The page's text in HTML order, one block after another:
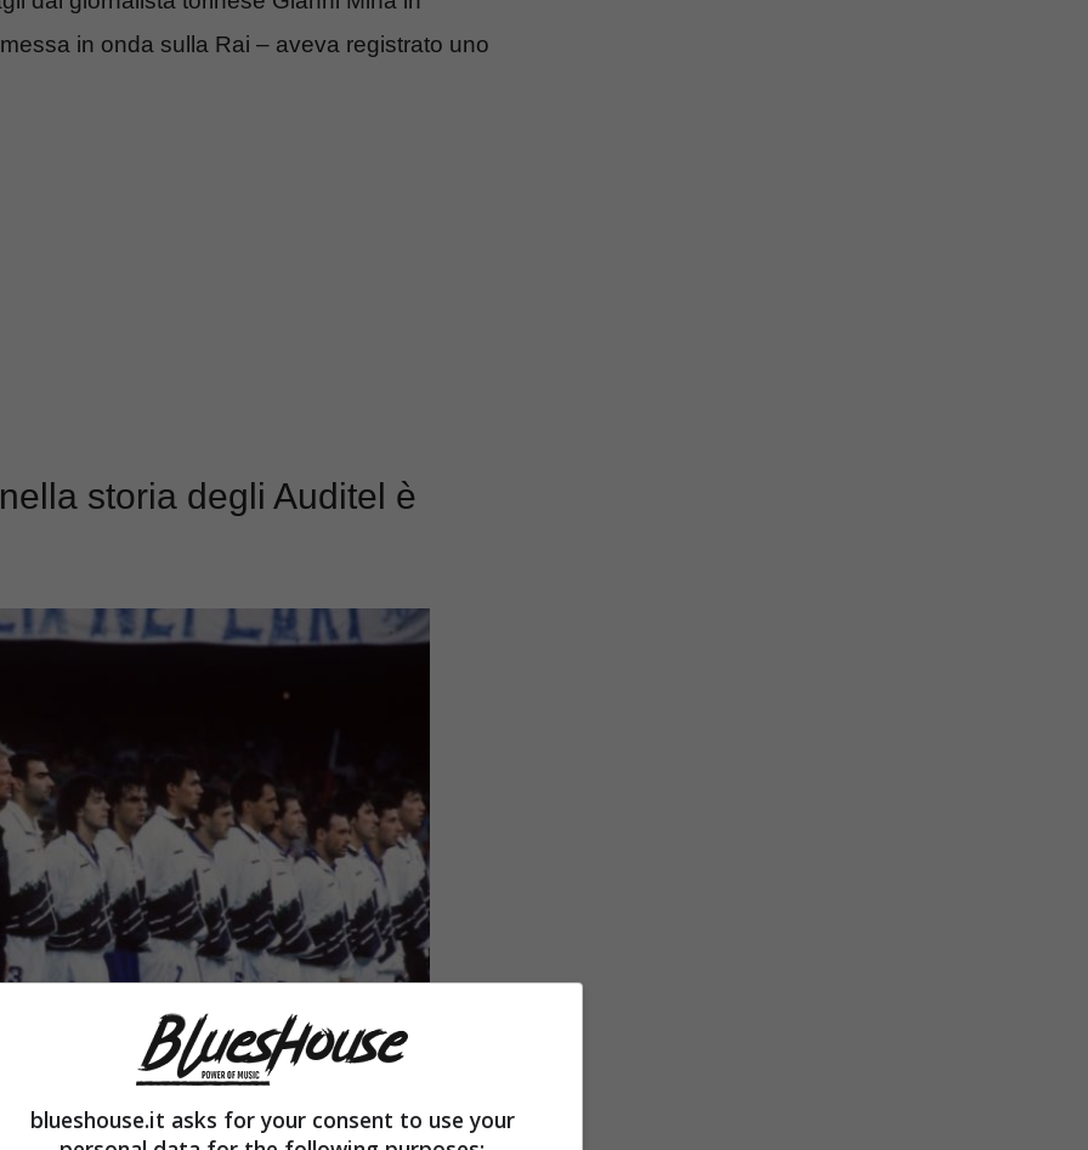
in onda sulla Rai – aveva registrato uno
storia degli Auditel è
blueshouse.it asks for your consent to use your